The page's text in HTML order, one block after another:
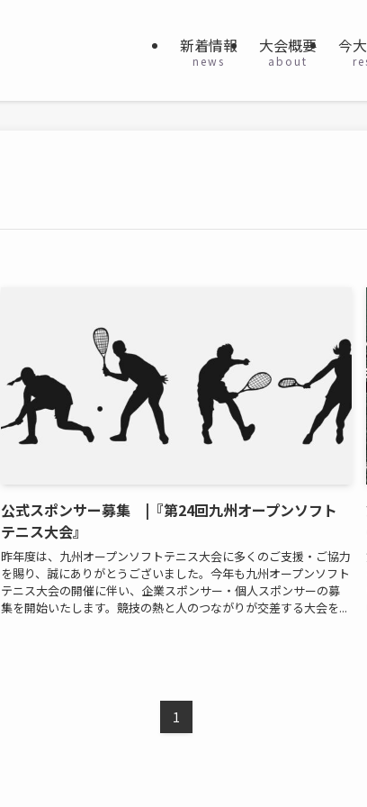
新着情報
news
大会概要
about
今
公式スポンサー募集 |『第24回九州オープンソフト
テニス大会』
昨年度は、九州オープンソフトテニス大会に多くのご支援・ご協力
を賜り、誠にありがとうございました。今年も九州オープンソフト
テニス大会の開催に伴い、企業スポンサー・個人スポンサーの募
集を開始いたします。競技の熱と人のつながりが交差する大会を...
1